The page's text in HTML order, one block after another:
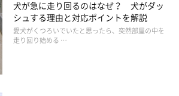
ど、それが当たり前になる動物。そのた
に歩かせていると、それが当たり前になっ
にリードを引っ張ったり、好きな場所で勝
に。
犬が急に走り回るのはなぜ？ 犬がダッ
シュする理由と対応ポイントを解説
愛犬がくつろいでいたと思ったら、突然部屋の中を
走り回り始める …